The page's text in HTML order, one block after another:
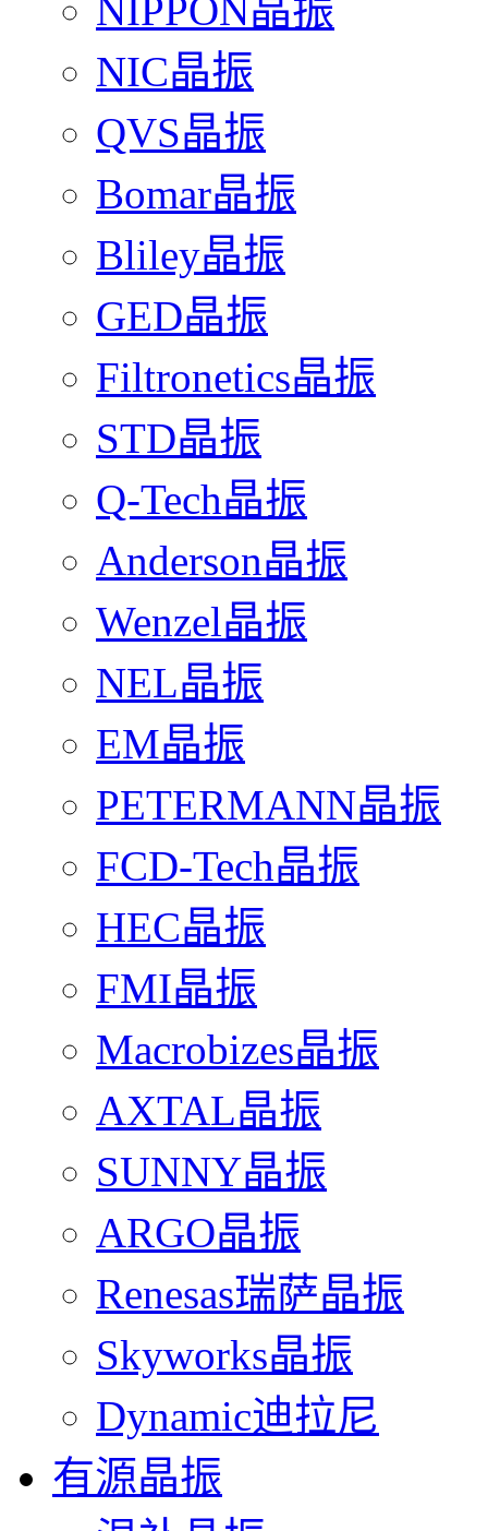
NIPPON晶振
NIC晶振
QVS晶振
Bomar晶振
Bliley晶振
GED晶振
Filtronetics晶振
STD晶振
Q-Tech晶振
Anderson晶振
Wenzel晶振
NEL晶振
EM晶振
PETERMANN晶振
FCD-Tech晶振
HEC晶振
FMI晶振
Macrobizes晶振
AXTAL晶振
SUNNY晶振
ARGO晶振
Renesas瑞萨晶振
Skyworks晶振
Dynamic迪拉尼
有源晶振